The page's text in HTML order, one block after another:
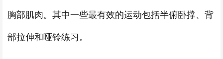
胸部肌肉。其中一些最有效的运动包括半俯卧撑、背
部拉伸和哑铃练习。